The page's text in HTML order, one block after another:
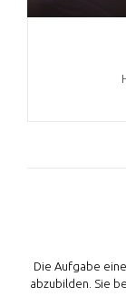
Die Aufgabe
abzubilden. Sie